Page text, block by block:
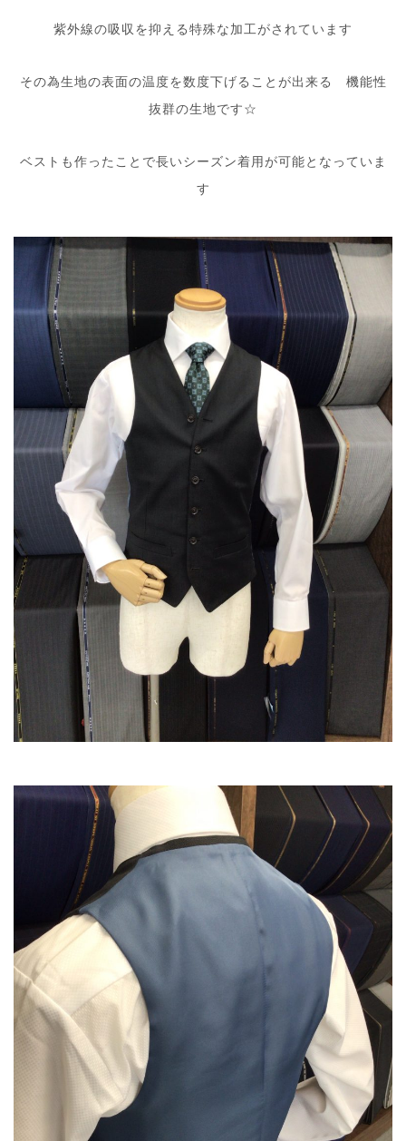
紫外線の吸収を抑える特殊な加工がされています
その為生地の表面の温度を数度下げることが出来る 機能性
抜群の生地です☆
ベストも作ったことで長いシーズン着用が可能となっていま
す